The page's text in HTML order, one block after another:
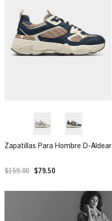
Zapatillas Para Hombre D-Aldear
$159.00 $79.50